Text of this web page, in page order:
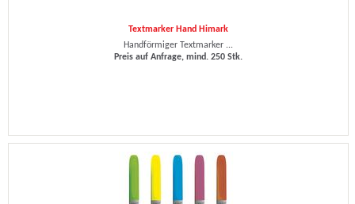
Textmarker Hand Himark
Handförmiger Textmarker ...
Preis auf Anfrage, mind. 250 Stk.